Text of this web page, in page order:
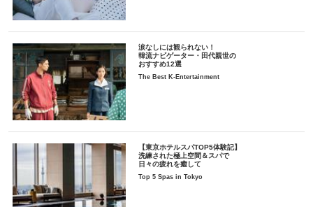
涙なしには観られない！
韓流ナビゲーター・田代親世の
おすすめ12選
The Best K-Entertainment
【東京ホテルスパTOP5体験記】
洗練された極上空間＆スパで
日々の疲れを癒して
Top 5 Spas in Tokyo